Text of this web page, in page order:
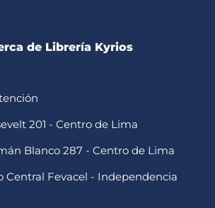
de Librería Kyrios
201 - Centro de Lima
Blanco 287 - Centro de Lima
Central Fevacel - Independencia